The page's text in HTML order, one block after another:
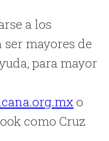
a los
mayores de
para mayor
o
como Cruz